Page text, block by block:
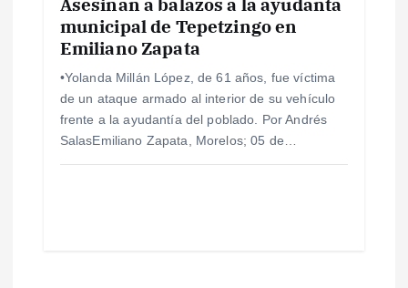
municipal de Tepetzingo en
Emiliano Zapata
•Yolanda Millán López, de 61 años, fue víctima
de un ataque armado al interior de su vehículo
frente a la ayudantía del poblado. Por Andrés
SalasEmiliano Zapata, Morelos; 05 de…